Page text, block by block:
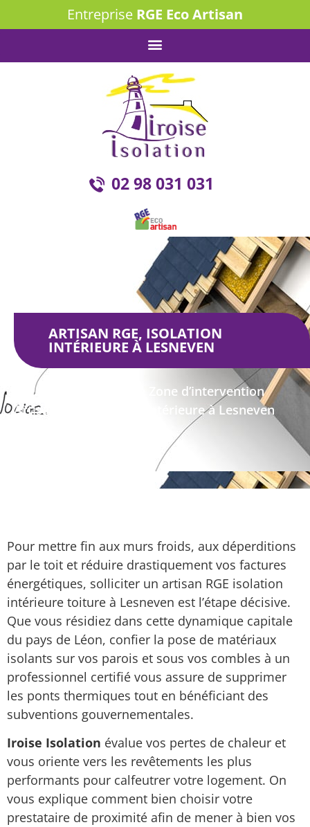
Entreprise RGE Eco Artisan
02 98 031 031
ARTISAN RGE, ISOLATION
INTÉRIEURE À LESNEVEN
Isolation intérieure
Zone d’intervention
Artisan RGE, isolation intérieure à Lesneven
Pour mettre fin aux murs froids, aux déperditions
par le toit et réduire drastiquement vos factures
énergétiques, solliciter un artisan RGE isolation
intérieure toiture à Lesneven est l’étape décisive.
Que vous résidiez dans cette dynamique capitale
du pays de Léon, confier la pose de matériaux
isolants sur vos parois et sous vos combles à un
professionnel certifié vous assure de supprimer
les ponts thermiques tout en bénéficiant des
subventions gouvernementales.
Iroise Isolation évalue vos pertes de chaleur et
vous oriente vers les revêtements les plus
performants pour calfeutrer votre logement. On
vous explique comment bien choisir votre
prestataire de proximité afin de mener à bien vos